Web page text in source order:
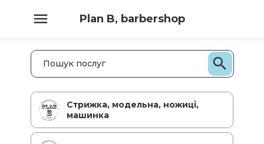
Plan B, barbershop
Стрижка, модельна, ножиці,
машинка